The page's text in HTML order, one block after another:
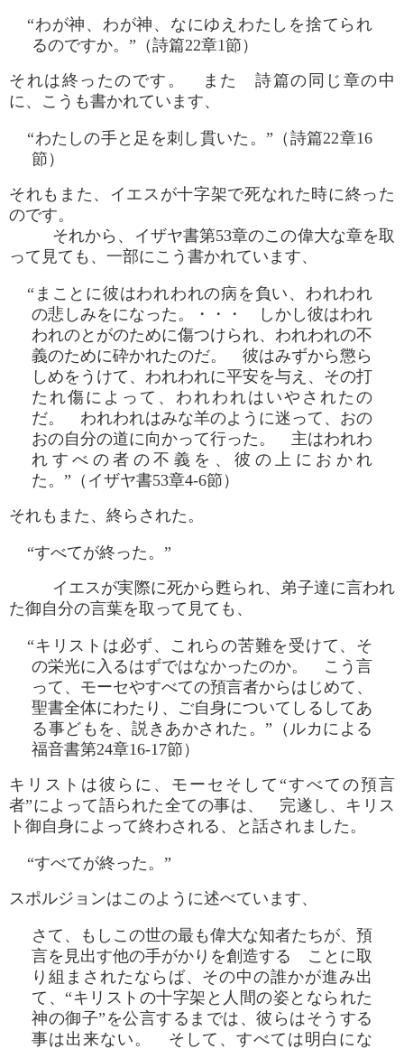
“わが神、わが神、なにゆえわたしを捨てられ
るのですか。”（詩篇22章1節）
それは終ったのです。 また 詩篇の同じ章の中
に、こうも書かれています、
“わたしの手と足を刺し貫いた。”（詩篇22章16
節）
それもまた、イエスが十字架で死なれた時に終った
のです。
それから、イザヤ書第53章のこの偉大な章を取
って見ても、一部にこう書かれています、
“まことに彼はわれわれの病を負い、われわれ
の悲しみをになった。・・・ しかし彼はわれ
われのとがのために傷つけられ、われわれの不
義のために砕かれたのだ。 彼はみずから懲ら
しめをうけて、われわれに平安を与え、その打
たれ傷によって、われわれはいやされたの
だ。 われわれはみな羊のように迷って、おの
おの自分の道に向かって行った。 主はわれわ
れすべの者の不義を、彼の上におかれ
た。”（イザヤ書53章4-6節）
それもまた、終らされた。
“すべてが終った。”
イエスが実際に死から甦られ、弟子達に言われ
た御自分の言葉を取って見ても、
“キリストは必ず、これらの苦難を受けて、そ
の栄光に入るはずではなかったのか。 こう言
って、モーセやすべての預言者からはじめて、
聖書全体にわたり、ご自身についてしるしてあ
る事どもを、説きあかされた。”（ルカによる
福音書第24章16-17節）
キリストは彼らに、モーセそして“すべての預言
者”によって語られた全ての事は、 完遂し、キリス
ト御自身によって終わされる、と話されました。
“すべてが終った。”
スポルジョンはこのように述べています、
さて、もしこの世の最も偉大な知者たちが、預
言を見出す他の手がかりを創造する ことに取
り組まされたならば、その中の誰かが進み出
て、“キリストの十字架と人間の姿となられた
神の御子”を公言するまでは、彼らはそうする
事は出来ない。 そして、すべては明白にな